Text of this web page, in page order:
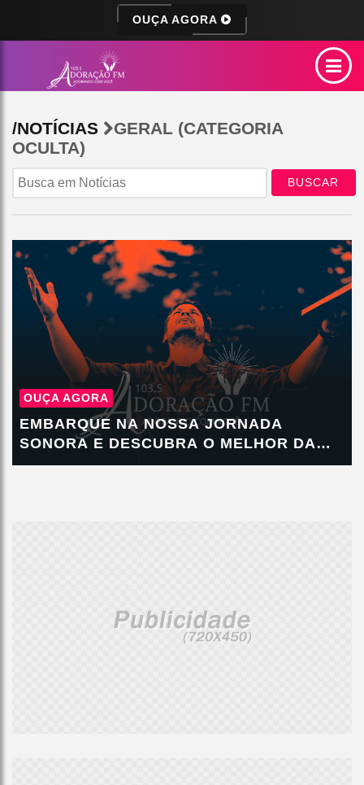
OUÇA AGORA
/NOTÍCIAS
GERAL (CATEGORIA
OCULTA)
BUSCAR
OUÇA AGORA
EMBARQUE NA NOSSA JORNADA
SONORA E DESCUBRA O MELHOR DA
MÚSICA NA HR RÁDIOS.